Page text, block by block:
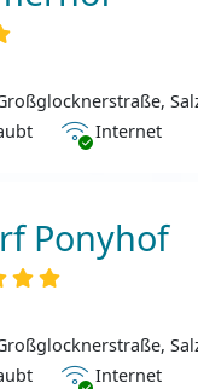
InternetInternet
Ponyhof
InternetInternet